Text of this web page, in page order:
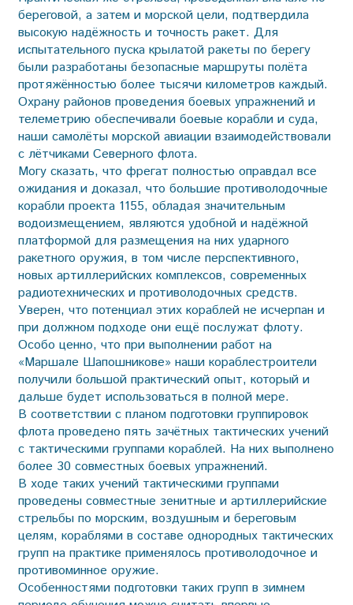
береговой, а затем и морской цели, подтвердила
высокую надёжность и точность ракет. Для
испытательного пуска крылатой ракеты по берегу
были разработаны безопасные маршруты полёта
протяжённостью более тысячи километров каждый.
Охрану районов проведения боевых упражнений и
телеметрию обеспечивали боевые корабли и суда,
наши самолёты морской авиации взаимодействовали
с лётчиками Северного флота.
Могу сказать, что фрегат полностью оправдал все
ожидания и доказал, что большие противолодочные
корабли проекта 1155, обладая значительным
водоизмещением, являются удобной и надёжной
платформой для размещения на них ударного
ракетного оружия, в том числе перспективного,
новых артиллерийских комплексов, современных
радиотехнических и противолодочных средств.
Уверен, что потенциал этих кораблей не исчерпан и
при должном подходе они ещё послужат флоту.
Особо ценно, что при выполнении работ на
«Маршале Шапошникове» наши кораблестроители
получили большой практический опыт, который и
дальше будет использоваться в полной мере.
В соответствии с планом подготовки группировок
флота проведено пять зачётных тактических учений
с тактическими группами кораблей. На них выполнено
более 30 совместных боевых упражнений.
В ходе таких учений тактическими группами
проведены совместные зенитные и артиллерийские
стрельбы по морским, воздушным и береговым
целям, кораблями в составе однородных тактических
групп на практике применялось противолодочное и
противоминное оружие.
Особенностями подготовки таких групп в зимнем